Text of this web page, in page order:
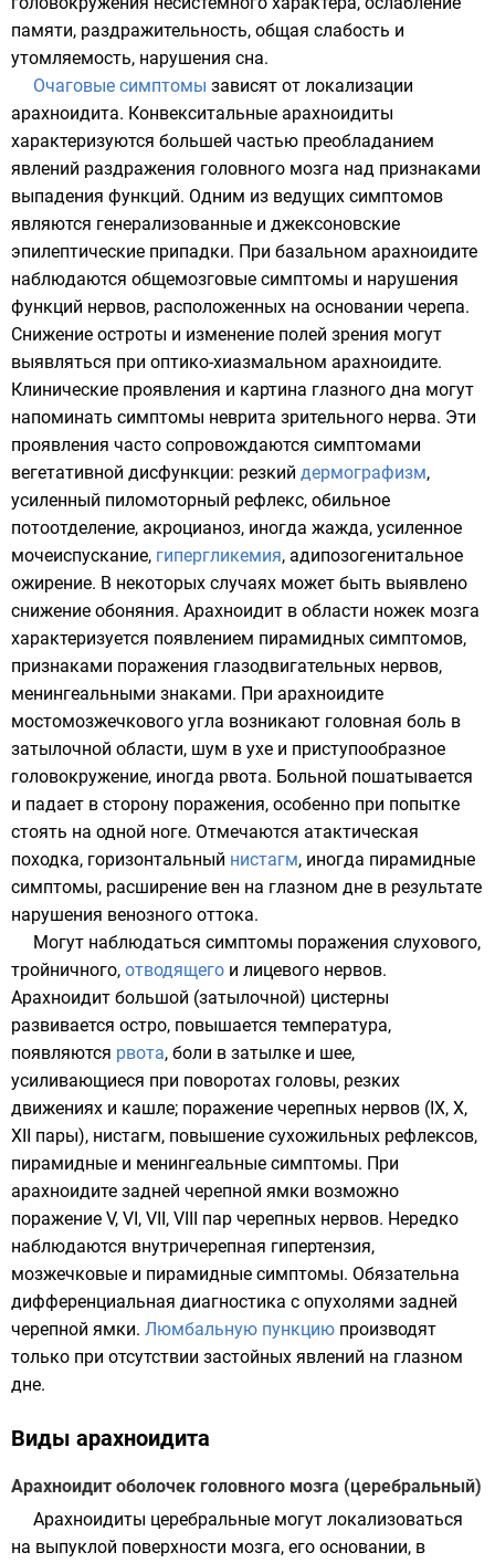
памяти, раздражительность, общая слабость и
утомляемость, нарушения сна.
Очаговые симптомы зависят от локализации
арахноидита. Конвекситальные арахноидиты
характеризуются большей частью преобладанием
явлений раздражения головного мозга над признаками
выпадения функций. Одним из ведущих симптомов
являются генерализованные и джексоновские
эпилептические припадки. При базальном арахноидите
наблюдаются общемозговые симптомы и нарушения
функций нервов, расположенных на основании черепа.
Снижение остроты и изменение полей зрения могут
выявляться при оптико-хиазмальном арахноидите.
Клинические проявления и картина глазного дна могут
напоминать симптомы неврита зрительного нерва. Эти
проявления часто сопровождаются симптомами
вегетативной дисфункции: резкий дермографизм,
усиленный пиломоторный рефлекс, обильное
потоотделение, акроцианоз, иногда жажда, усиленное
мочеиспускание, гипергликемия, адипозогенитальное
ожирение. В некоторых случаях может быть выявлено
снижение обоняния. Арахноидит в области ножек мозга
характеризуется появлением пирамидных симптомов,
признаками поражения глазодвигательных нервов,
менингеальными знаками. При арахноидите
мостомозжечкового угла возникают головная боль в
затылочной области, шум в ухе и приступообразное
головокружение, иногда рвота. Больной пошатывается
и падает в сторону поражения, особенно при попытке
стоять на одной ноге. Отмечаются атактическая
походка, горизонтальный нистагм, иногда пирамидные
симптомы, расширение вен на глазном дне в результате
нарушения венозного оттока.
Могут наблюдаться симптомы поражения слухового,
тройничного, отводящего и лицевого нервов.
Арахноидит большой (затылочной) цистерны
развивается остро, повышается температура,
появляются рвота, боли в затылке и шее,
усиливающиеся при поворотах головы, резких
движениях и кашле; поражение черепных нервов (IX, X,
XII пары), нистагм, повышение сухожильных рефлексов,
пирамидные и менингеальные симптомы. При
арахноидите задней черепной ямки возможно
поражение V, VI, VII, VIII пар черепных нервов. Нередко
наблюдаются внутричерепная гипертензия,
мозжечковые и пирамидные симптомы. Обязательна
дифференциальная диагностика с опухолями задней
черепной ямки. Люмбальную пункцию производят
только при отсутствии застойных явлений на глазном
дне.
Виды арахноидита
Арахноидит оболочек головного мозга (церебральный)
Арахноидиты церебральные могут локализоваться
на выпуклой поверхности мозга, его основании, в